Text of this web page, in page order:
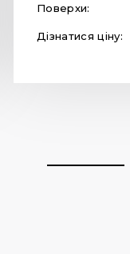
Поверхи:
Дізнатися ціну: